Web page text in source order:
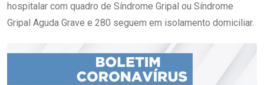
hospitalar com quadro de Síndrome Gripal ou Síndrome
Gripal Aguda Grave e 280 seguem em isolamento domiciliar.